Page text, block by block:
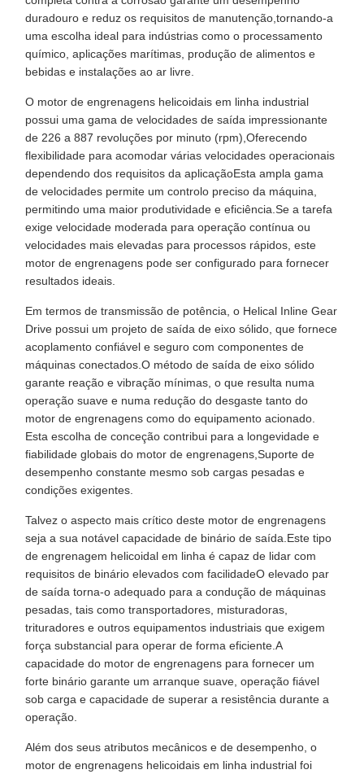
duradouro e reduz os requisitos de manutenção,tornando-a
uma escolha ideal para indústrias como o processamento
químico, aplicações marítimas, produção de alimentos e
bebidas e instalações ao ar livre.
O motor de engrenagens helicoidais em linha industrial
possui uma gama de velocidades de saída impressionante
de 226 a 887 revoluções por minuto (rpm),Oferecendo
flexibilidade para acomodar várias velocidades operacionais
dependendo dos requisitos da aplicaçãoEsta ampla gama
de velocidades permite um controlo preciso da máquina,
permitindo uma maior produtividade e eficiência.Se a tarefa
exige velocidade moderada para operação contínua ou
velocidades mais elevadas para processos rápidos, este
motor de engrenagens pode ser configurado para fornecer
resultados ideais.
Em termos de transmissão de potência, o Helical Inline Gear
Drive possui um projeto de saída de eixo sólido, que fornece
acoplamento confiável e seguro com componentes de
máquinas conectados.O método de saída de eixo sólido
garante reação e vibração mínimas, o que resulta numa
operação suave e numa redução do desgaste tanto do
motor de engrenagens como do equipamento acionado.
Esta escolha de conceção contribui para a longevidade e
fiabilidade globais do motor de engrenagens,Suporte de
desempenho constante mesmo sob cargas pesadas e
condições exigentes.
Talvez o aspecto mais crítico deste motor de engrenagens
seja a sua notável capacidade de binário de saída.Este tipo
de engrenagem helicoidal em linha é capaz de lidar com
requisitos de binário elevados com facilidadeO elevado par
de saída torna-o adequado para a condução de máquinas
pesadas, tais como transportadores, misturadoras,
trituradores e outros equipamentos industriais que exigem
força substancial para operar de forma eficiente.A
capacidade do motor de engrenagens para fornecer um
forte binário garante um arranque suave, operação fiável
sob carga e capacidade de superar a resistência durante a
operação.
Além dos seus atributos mecânicos e de desempenho, o
motor de engrenagens helicoidais em linha industrial foi